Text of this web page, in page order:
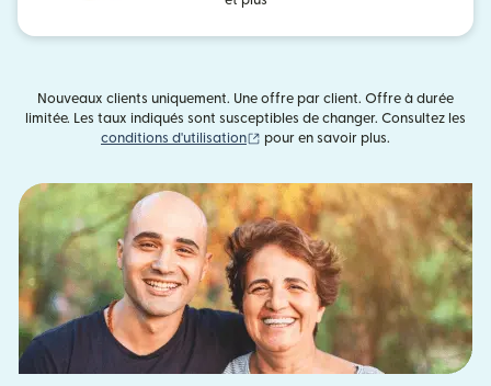
Nouveaux clients uniquement. Une offre par client. Offre à durée
limitée. Les taux indiqués sont susceptibles de changer. Consultez les
conditions d'utilisation
(s'ouvre dans une nouvelle fenêtre)
pour en savoir plus.